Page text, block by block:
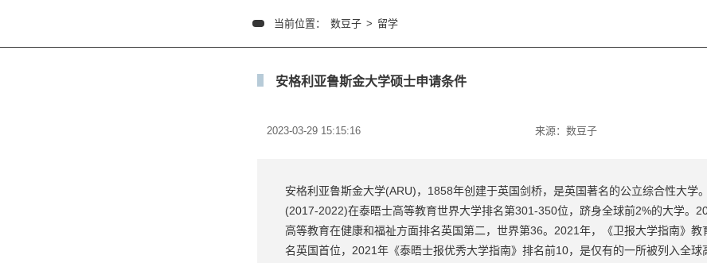
当前位置： 数豆子 > 留学
安格利亚鲁斯金大学硕士申请条件
2023-03-29 15:15:16 来源： 数豆子
安格利亚鲁斯金大学(ARU)，1858年创建于英国剑桥，是英国著名的公立综合性大学
(2017-2022)在泰晤士高等教育世界大学排名第301-350位，跻身全球前2%的大学。
高等教育在健康和福祉方面排名英国第二，世界第36。2021年，《卫报大学指南》教
名英国首位，2021年《泰晤士报优秀大学指南》排名前10，是仅有的一所被列入全球